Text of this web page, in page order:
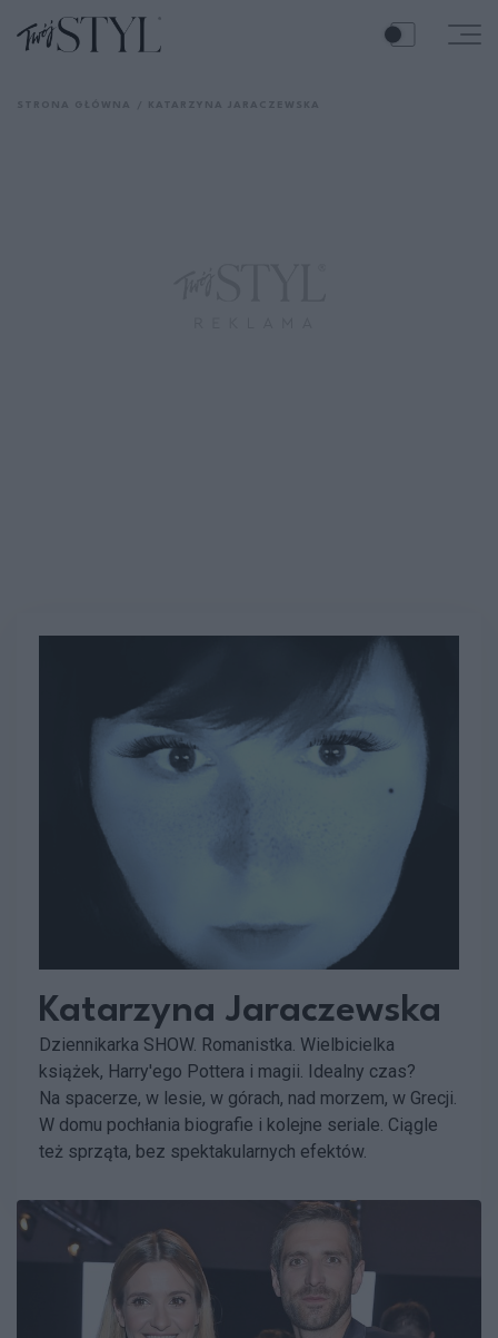
Katarzyna Jaraczewska
Dziennikarka SHOW. Romanistka. Wielbicielka
książek, Harry'ego Pottera i magii. Idealny czas?
Na spacerze, w lesie, w górach, nad morzem, w Grecji.
W domu pochłania biografie i kolejne seriale. Ciągle
też sprząta, bez spektakularnych efektów.